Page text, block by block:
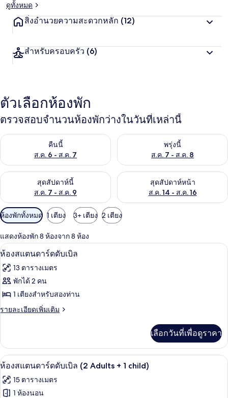
ดูทั้งหมด
สิ่งอำนวยความสะดวกหลัก (12)
สำหรับครอบครัว (6)
ตัวเลือกห้องพัก
ตรวจสอบจำนวนห้องพักว่างในวันที่เหล่านี้
คืนนี้
ส.ค. 6 - ส.ค. 7
ตรวจสอบจำนวนห้องพักว่างในคืนนี้ ส.ค. 6 - ส.ค. 7พรุ่งนี้
ส.ค. 7 - ส.ค. 8
ตรวจสอบจำนวนห้องพักว่างใน
สุดสัปดาห์นี้
ส.ค. 7 - ส.ค. 9
ตรวจสอบจำนวนห้องพักว่างในสุดสัปดาห์นี้ ส.ค. 7 - ส.ค. 9
สุดสัปดาห์หน้า
ส.ค. 14 - ส.ค. 16
ตรวจสอบจำนวนห้องพักว่างใน
ตัว
กรอง
ที่
มี
ให้
สำหรับ
ห้อง
ห้องพักทั้งหมด 1 เตียง 3+ เตียง 2 เตียง
แสดงห้องพัก 8 ห้องจาก 8 ห้อง
เปิด
ภาพถ่าย
ทั้งหมด
ของ
ห้อง
ตู้นิรภัยในห้องพัก, โต๊ะทำงาน, Wi-Fi,
3
ห้องสแตนดาร์ดดับเบิล
13 ตารางเมตร
พักได้ 2 คน
1 เตียงสำหรับสองท่าน
รายละเอียดเพิ่มเติม
ราย
เกี่ยว
กับ
ห้อง
ดับเบิล
เลือกวันที่เพื่อดูราคา
เปิด
ภาพถ่าย
ทั้งหมด
ห้องสแตนดาร์ดดับเบิล (2 Adults + 1
4
ห้องสแตนดาร์ดดับเบิล (2 Adults + 1 child)
15 ตารางเมตร
1 ห้องนอน